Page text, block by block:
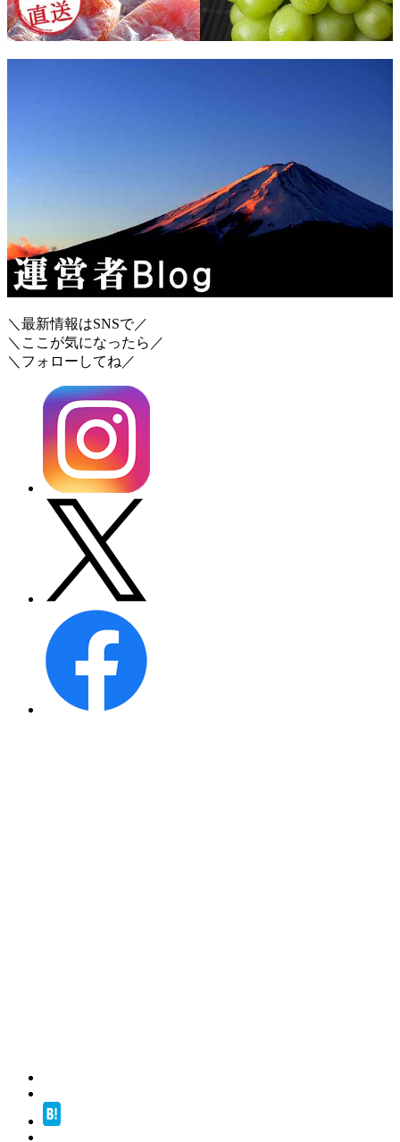
＼最新情報はSNSで／
＼ここが気になったら／
＼フォローしてね／